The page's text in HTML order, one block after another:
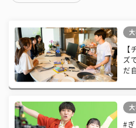
【
ズ
だ
#